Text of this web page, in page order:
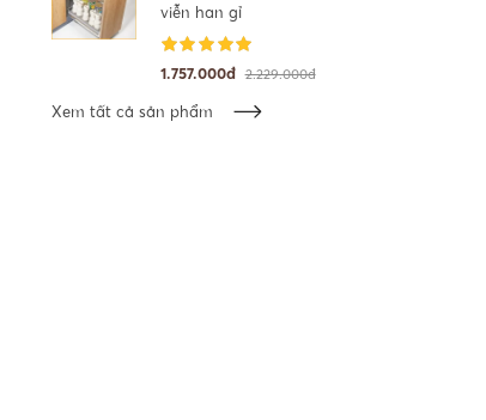
viễn han gỉ
1.757.000đ 2.229.000đ
Xem tất cả sản phẩm